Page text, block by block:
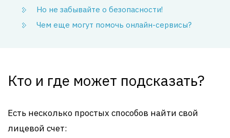
Но не забывайте о безопасности!
Чем еще могут помочь онлайн-сервисы?
Кто и где может подсказать?
Есть несколько простых способов найти свой
лицевой счет: